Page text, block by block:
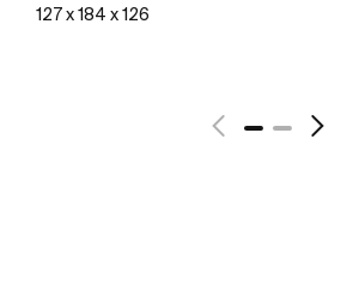
127 x 184 x 126